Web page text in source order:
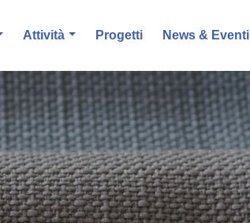
Attività Progetti News & Eventi